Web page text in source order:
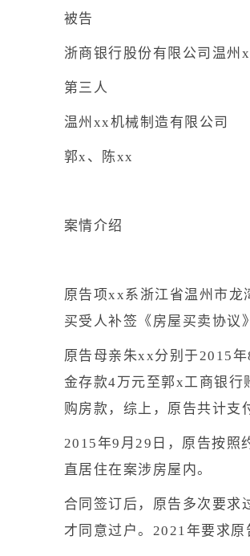
被告
浙商银行股份有限公司温州
第三人
温州xx机械制造有限公司
郭x、陈xx
案情介绍
原告项xx系浙江省温州市
买受人补签《房屋买卖协议
原告母亲朱xx分别于2015
金存款4万元至郭x工商银
购房款，综上，原告共计支
2015年9月29日，原告按照
直居住在案涉房屋内。
合同签订后，原告多次要求
才同意过户。2021年要求